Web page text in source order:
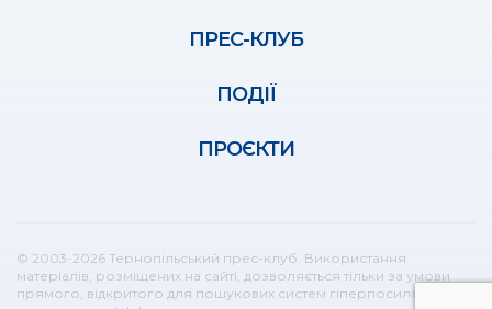
ПРЕС-КЛУБ
ПОДІЇ
ПРОЄКТИ
© 2003-2026 Тернопільський прес-клуб. Використання
матеріалів, розміщених на сайті, дозволяється тільки за умови
прямого, відкритого для пошукових систем гіперпосилання